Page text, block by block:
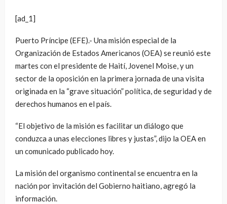
[ad_1]
Puerto Príncipe (EFE).- Una misión especial de la
Organización de Estados Americanos (OEA) se reunió este
martes con el presidente de Haití, Jovenel Moise, y un
sector de la oposición en la primera jornada de una visita
originada en la “grave situación” política, de seguridad y de
derechos humanos en el país.
“El objetivo de la misión es facilitar un diálogo que
conduzca a unas elecciones libres y justas”, dijo la OEA en
un comunicado publicado hoy.
La misión del organismo continental se encuentra en la
nación por invitación del Gobierno haitiano, agregó la
información.